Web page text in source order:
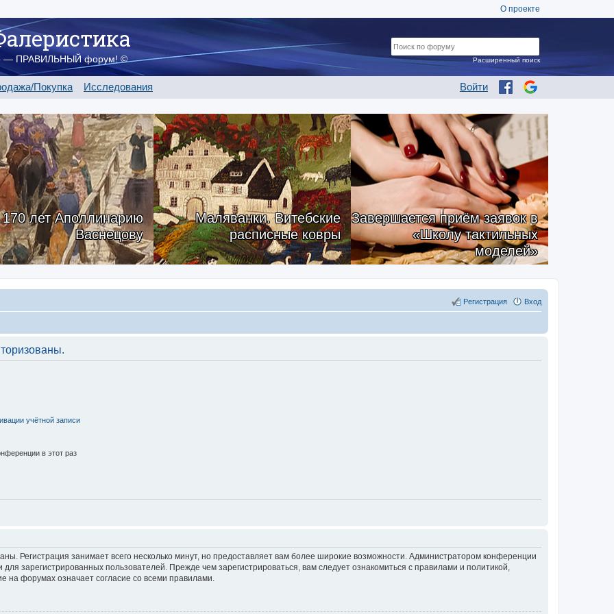
О проекте
— ПРАВИЛЬНЫЙ форум! ©
Покупка Исследования Войти
Расширенный поиск
170 лет Аполлинарию
Васнецову
Маляванки. Витебские
расписные ковры
Завершается приём заявок в
«Школу тактильных
моделей»
Вход
Регистрация
учётной записи
в этот раз
Регистрация занимает всего несколько минут, но предоставляет вам более широкие возможности. Администратором конференции
зарегистрированных пользователей. Прежде чем зарегистрироваться, вам следует ознакомиться с правилами и политикой,
форумах означает согласие со всеми правилами.